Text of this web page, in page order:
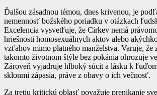
Ďalšou zásadnou témou, dnes krivenou, je
nemennosť božského poriadku v otázkach
Excelencia vysvetľuje, že Cirkev nemá
hriešnosti homosexuálnych aktov alebo
vzťahov mimo platného manželstva. Varuje, že
takomto životnom štýle bez pokánia ohrozuje
Zároveň vyjadruje hlboký súcit a lásku k
sklonmi zápasia, práve z obavy o ich večnosť.
Za tretiu kritickú oblasť považuje prenikanie